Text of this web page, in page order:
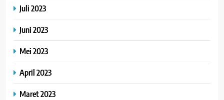
Juli 2023
Juni 2023
Mei 2023
April 2023
Maret 2023